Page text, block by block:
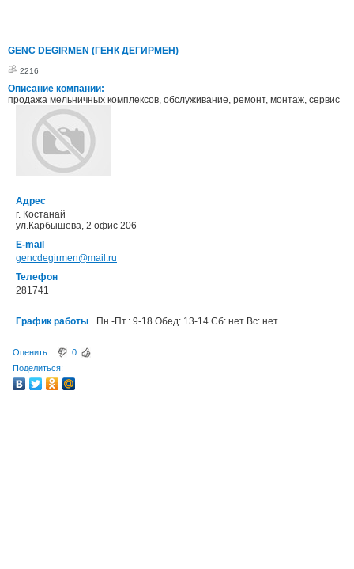
GENC DEGIRMEN (ГЕНК ДЕГИРМЕН)
2216
Описание компании:
продажа мельничных комплексов, обслуживание, ремонт, монтаж, сервис
Адрес
г. Костанай
ул.Карбышева, 2 офис 206
E-mail
gencdegirmen@mail.ru
Телефон
281741
График работы Пн.-Пт.: 9-18 Обед: 13-14 Сб: нет Вс: нет
Оценить
0
Поделиться: